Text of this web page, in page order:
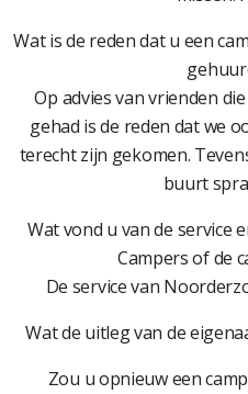
Wat is de reden dat u een
Op advies van vrienden
gehad is de reden dat we
terecht zijn gekomen.
buurt
Wat vond u van de service
Campers of de
De service van
Wat de uitleg van de
Zou u opnieuw een